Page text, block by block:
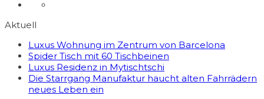
Aktuell
Luxus Wohnung im Zentrum von Barcelona
Spider Tisch mit 60 Tischbeinen
Luxus Residenz in Mytischtschi
Die Starrgang Manufaktur haucht alten Fahrrädern
neues Leben ein